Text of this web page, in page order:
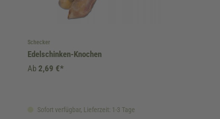
Schecker
Edelschinken-Knochen
Sofort verfügbar, Lieferzeit: 1-3 Tage
Ab 2,69 €*